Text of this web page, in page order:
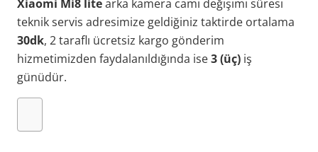
Xiaomi Mi8 litearka kamera camı değişimi süresi
teknik servis adresimize geldiğiniz taktirde ortalama
30dk, 2 taraflı ücretsiz kargo gönderim
hizmetimizden faydalanıldığında ise3 (üç) iş
günüdür.